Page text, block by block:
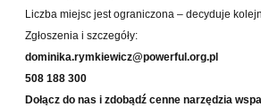
Liczba miejsc jest ograniczona – decyduje
Zgłoszenia i szczegóły:
dominika.rymkiewicz@powerful.org.pl
508 188 300
Dołącz do nas i zdobądź cenne narzędzia